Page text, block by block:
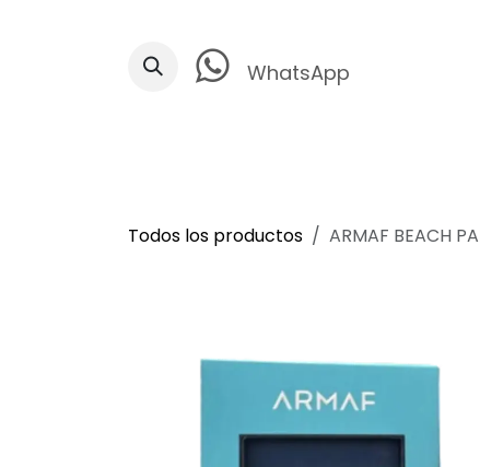
WhatsApp
Todos los productos ARMAF BEACH